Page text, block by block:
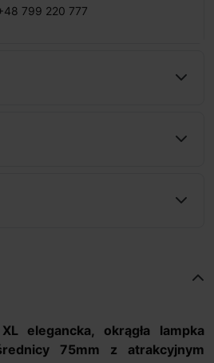
799 220 777
elegancka, okrągła lampka
75mm z atrakcyjnym